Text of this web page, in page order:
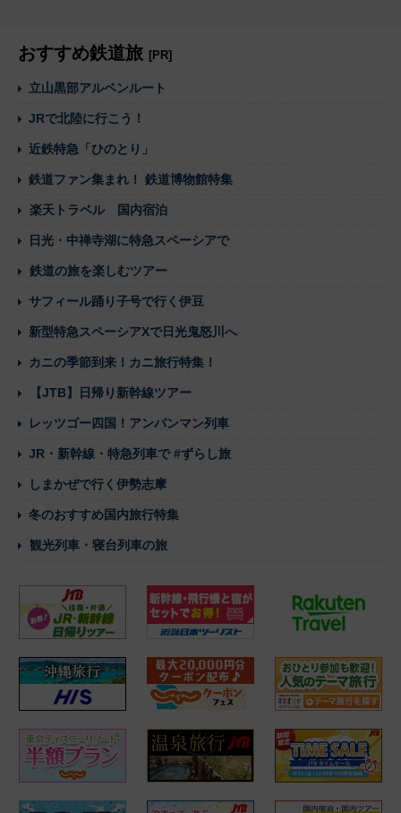
おすすめ鉄道旅 [PR]
立山黒部アルペンルート
JRで北陸に行こう！
近鉄特急「ひのとり」
鉄道ファン集まれ！ 鉄道博物館特集
楽天トラベル 国内宿泊
日光・中禅寺湖に特急スペーシアで
鉄道の旅を楽しむツアー
サフィール踊り子号で行く伊豆
新型特急スペーシアXで日光鬼怒川へ
カニの季節到来！カニ旅行特集！
【JTB】日帰り新幹線ツアー
レッツゴー四国！アンパンマン列車
JR・新幹線・特急列車で #ずらし旅
しまかぜで行く伊勢志摩
冬のおすすめ国内旅行特集
観光列車・寝台列車の旅